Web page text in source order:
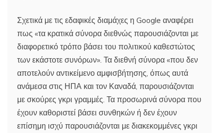
Σχετικά με τις εδαφικές διαμάχες η Google αναφέρει
πως «τα κρατικά σύνορα διεθνώς παρουσιάζονται με
διαφορετικό τρόπο βάσει του πολιτικού καθεστώτος
των εκάστοτε συνόρων». Τα διεθνή σύνορα «που δεν
αποτελούν αντικείμενο αμφισβήτησης, όπως αυτά
ανάμεσα στις ΗΠΑ και τον Καναδά, παρουσιάζονται
με σκούρες γκρι γραμμές. Τα προσωρινά σύνορα που
έχουν καθοριστεί βάσει συνθηκών ή δεν έχουν
επίσημη ισχύ παρουσιάζονται με διακεκομμένες γκρι